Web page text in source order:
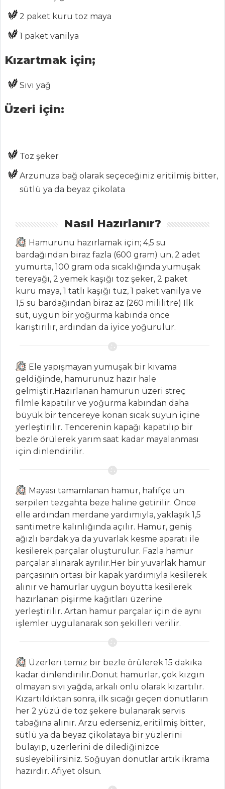
Kategoriler
İÇECEKLER
Zerdeçallı Ayran
Tarifleri
TATLILAR
Hindistan Cevizi
Kremalı Peynirli
Kek
MERENGLİ
ÇİLEKLİ TART
ÇİKOLATALI
MUZLU
Pasta ve Tatlılar
Tüm Tarifleri
MASTERCHEF
Pratik bir meze
olan Tarama mezesi
Dolma
Beyaz Lahana
Salatası Nasıl
Yapılır?
Masterchef Tüm
Tarifleri
SALATALAR
Karpuz
RENKLİ BİBERLİ
KUSKUS SALATASI
IZGARA SEBZE
SALATASI
Salatalar Tüm
Tarifleri
ÇORBALAR
2 paket kuru toz maya
1 paket vanilya
Kızartmak için;
Sıvı yağ
Üzeri için:
Toz şeker
Arzunuza bağ olarak seçeceğiniz eritilmiş bitter,
sütlü ya da beyaz çikolata
Nasıl Hazırlanır?
Hamurunu hazırlamak için; 4,5 su
bardağından biraz fazla (600 gram) un, 2 adet
yumurta, 100 gram oda sıcaklığında yumuşak
tereyağı, 2 yemek kaşığı toz şeker, 2 paket
kuru maya, 1 tatlı kaşığı tuz, 1 paket vanilya ve
1,5 su bardağından biraz az (260 mililitre) Ilk
süt, uygun bir yoğurma kabında önce
karıştırılır, ardından da iyice yoğurulur.
Ele yapışmayan yumuşak bir kıvama
geldiğinde, hamurunuz hazır hale
gelmiştir.Hazırlanan hamurun üzeri streç
filmle kapatılır ve yoğurma kabından daha
büyük bir tencereye konan sıcak suyun içine
yerleştirilir. Tencerenin kapağı kapatılıp bir
bezle örülerek yarım saat kadar mayalanması
için dinlendirilir.
Mayası tamamlanan hamur, hafifçe un
serpilen tezgahta beze haline getirilir. Önce
elle ardından merdane yardımıyla, yaklaşık 1,5
santimetre kalınlığında açılır. Hamur, geniş
ağızlı bardak ya da yuvarlak kesme aparatı ile
kesilerek parçalar oluşturulur. Fazla hamur
parçalar alınarak ayrılır.Her bir yuvarlak hamur
parçasının ortası bir kapak yardımıyla kesilerek
alınır ve hamurlar uygun boyutta kesilerek
hazırlanan pişirme kağıtları üzerine
yerleştirilir. Artan hamur parçalar için de aynı
işlemler uygulanarak son şekilleri verilir.
Üzerleri temiz bir bezle örülerek 15 dakika
kadar dinlendirilir.Donut hamurlar, çok kızgın
olmayan sıvı yağda, arkalı onlu olarak kızartılır.
Kızartıldıktan sonra, ilk sıcağı geçen donutların
her 2 yüzü de toz şekere bulanarak servis
tabağına alınır. Arzu ederseniz, eritilmiş bitter,
sütlü ya da beyaz çikolataya bir yüzlerini
bulayıp, üzerlerini de dilediğinizce
süsleyebilirsiniz. Soğuyan donutlar artık ikrama
hazırdır. Afiyet olsun.